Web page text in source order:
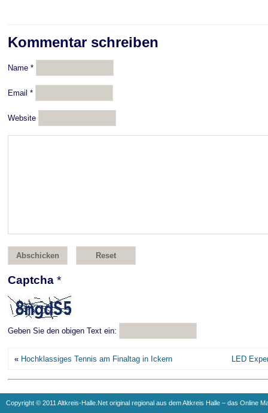
Kommentar schreiben
Name *
Email *
Website
Captcha *
Geben Sie den obigen Text ein:
« Hochklassiges Tennis am Finaltag in Ickern LED
Copyright © 2011 Altkreis-Halle.Net original regional aus dem Altkreis Halle – das Online